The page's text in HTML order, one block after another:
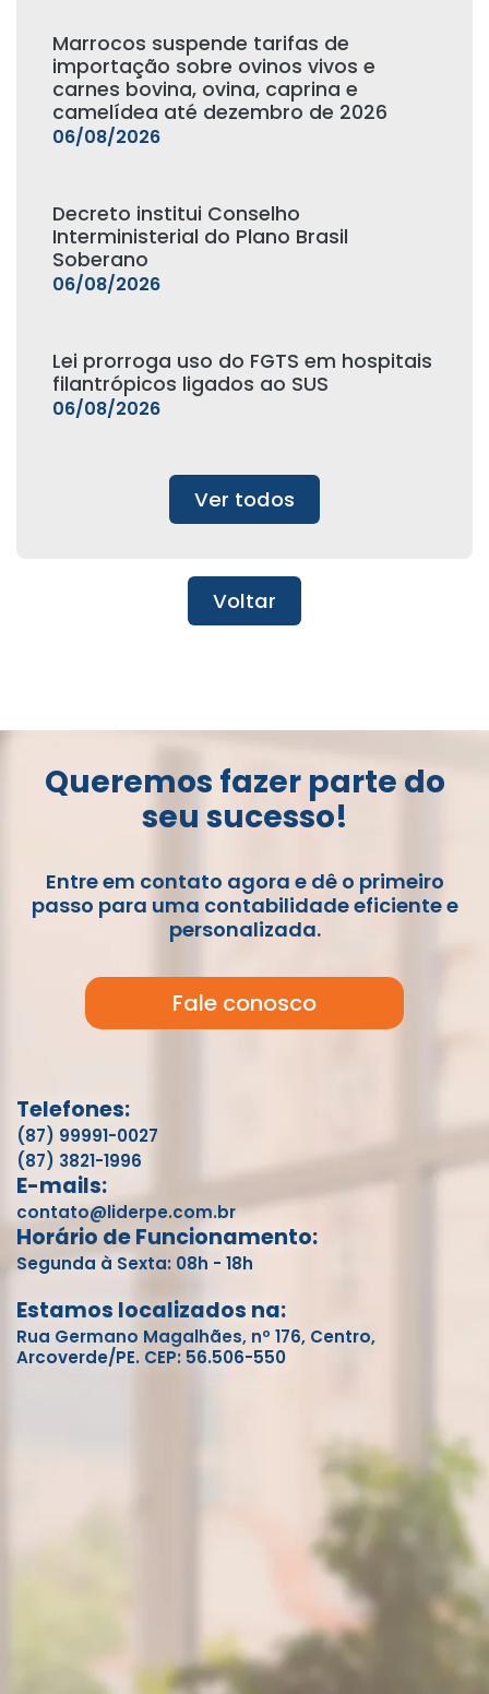
Marrocos suspende tarifas de
importação sobre ovinos vivos e
carnes bovina, ovina, caprina e
camelídea até dezembro de 2026
06/08/2026
Decreto institui Conselho
Interministerial do Plano Brasil
Soberano
06/08/2026
Lei prorroga uso do FGTS em hospitais
filantrópicos ligados ao SUS
06/08/2026
Ver todos
Voltar
Queremos fazer parte do
seu sucesso!
Entre em contato agora e dê o primeiro
passo para uma contabilidade eficiente e
personalizada.
Fale conosco
Telefones:
(87) 99991-0027
(87) 3821-1996
E-mails:
contato@liderpe.com.br
Horário de Funcionamento:
Segunda à Sexta: 08h - 18h
Estamos localizados na:
Rua Germano Magalhães, nº 176, Centro,
Arcoverde/PE. CEP: 56.506-550